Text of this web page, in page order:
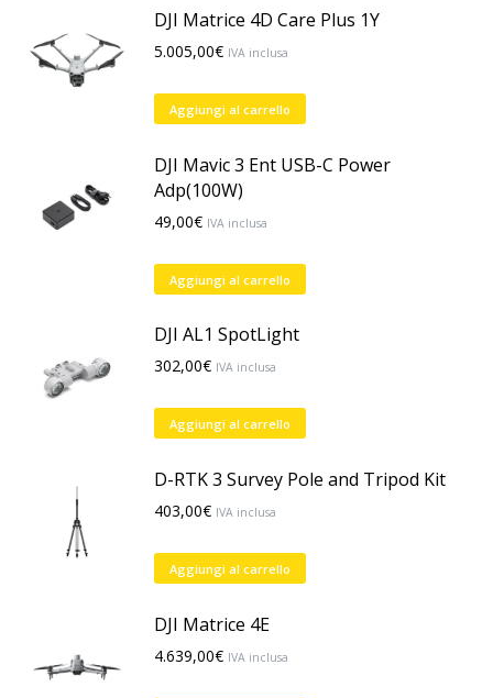
DJI Matrice 4D Care Plus 1Y
5.005,00€ IVA inclusa
Aggiungi al carrello
DJI Mavic 3 Ent USB-C Power
Adp(100W)
49,00€ IVA inclusa
Aggiungi al carrello
DJI AL1 SpotLight
302,00€ IVA inclusa
Aggiungi al carrello
D-RTK 3 Survey Pole and Tripod Kit
403,00€ IVA inclusa
Aggiungi al carrello
DJI Matrice 4E
4.639,00€ IVA inclusa